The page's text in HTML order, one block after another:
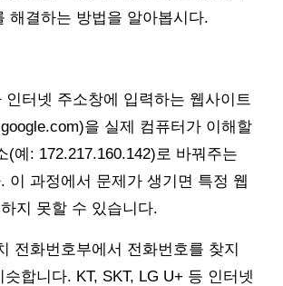
해결하는 방법을 알아봅시다.
인터넷 주소창에 입력하는 웹사이트
을 실제 컴퓨터가 이해할
(예: 172.217.160.142)로 바꿔주는
이 과정에서 문제가 생기면 특정 웹
지 못할 수 있습니다.
전화번호부에서 전화번호를 찾지
합니다. KT, SKT, LG U+ 등 인터넷